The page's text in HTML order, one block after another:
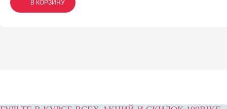
В КОРЗИНУ
В КОРЗИНУ
В КОРЗИНУ